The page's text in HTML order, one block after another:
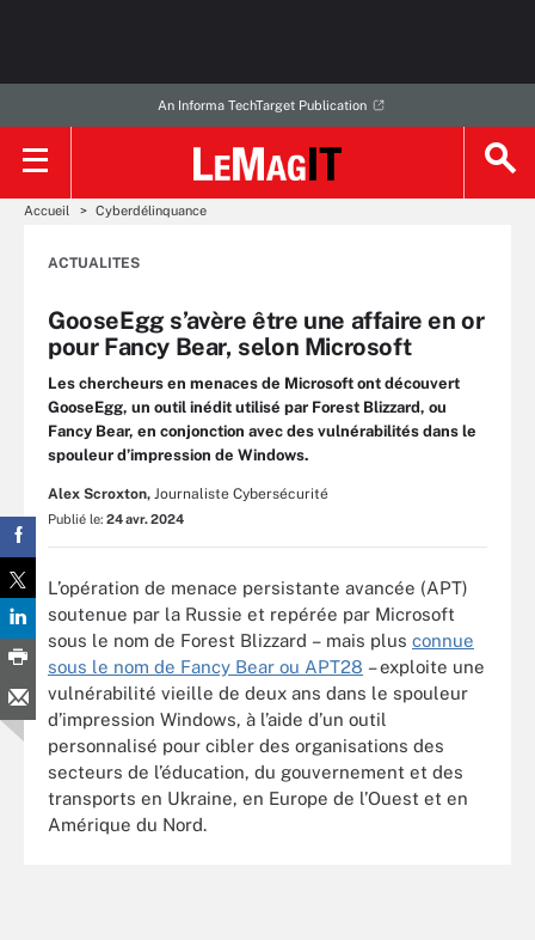
An Informa TechTarget Publication
Accueil Cyberdélinquance
ACTUALITES
GooseEgg s’avère être une affaire en or
pour Fancy Bear, selon Microsoft
Les chercheurs en menaces de Microsoft ont découvert
GooseEgg, un outil inédit utilisé par Forest Blizzard, ou
Fancy Bear, en conjonction avec des vulnérabilités dans le
spouleur d’impression de Windows.
Alex Scroxton, Journaliste Cybersécurité
Publié le: 24 avr. 2024
L’opération de menace persistante avancée (APT)
soutenue par la Russie et repérée par Microsoft
sous le nom de Forest Blizzard – mais plus connue
sous le nom de Fancy Bear ou APT28 – exploite une
vulnérabilité vieille de deux ans dans le spouleur
d’impression Windows, à l’aide d’un outil
personnalisé pour cibler des organisations des
secteurs de l’éducation, du gouvernement et des
transports en Ukraine, en Europe de l’Ouest et en
Amérique du Nord.